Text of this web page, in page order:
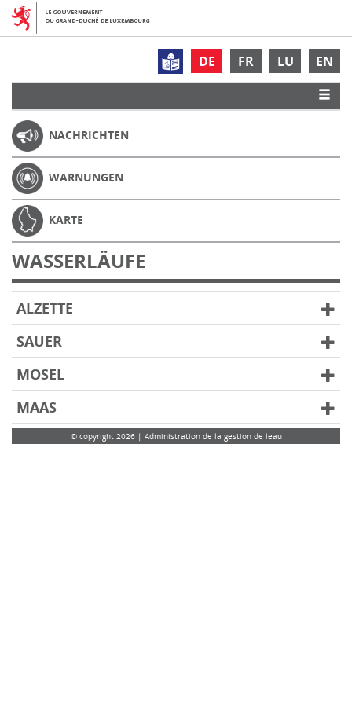
DE FR LU EN
NACHRICHTEN
WARNUNGEN
KARTE
WASSERLÄUFE
ALZETTE
SAUER
MOSEL
MAAS
© copyright 2026 | Administration de la gestion de leau